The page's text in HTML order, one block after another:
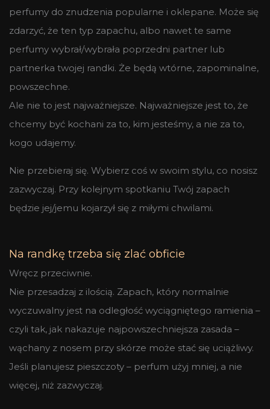
perfumy do znudzenia popularne i oklepane. Może się
zdarzyć, że ten typ zapachu, albo nawet te same
perfumy wybrał/wybrała poprzedni partner lub
partnerka twojej randki. Że będą wtórne, zapominalne,
powszechne.
Ale nie to jest najważniejsze. Najważniejsze jest to, że
chcemy być kochani za to, kim jesteśmy, a nie za to,
kogo udajemy.
Nie przebieraj się. Wybierz coś w swoim stylu, co nosisz
zazwyczaj. Przy kolejnym spotkaniu Twój zapach
będzie jej/jemu kojarzył się z miłymi chwilami.
Na randkę trzeba się zlać obficie
Wręcz przeciwnie.
Nie przesadzaj z ilością. Zapach, który normalnie
wyczuwalny jest na odległość wyciągniętego ramienia –
czyli tak, jak nakazuje najpowszechniejsza zasada –
wąchany z nosem przy skórze może stać się uciążliwy.
Jeśli planujesz pieszczoty – perfum użyj mniej, a nie
więcej, niż zazwyczaj.